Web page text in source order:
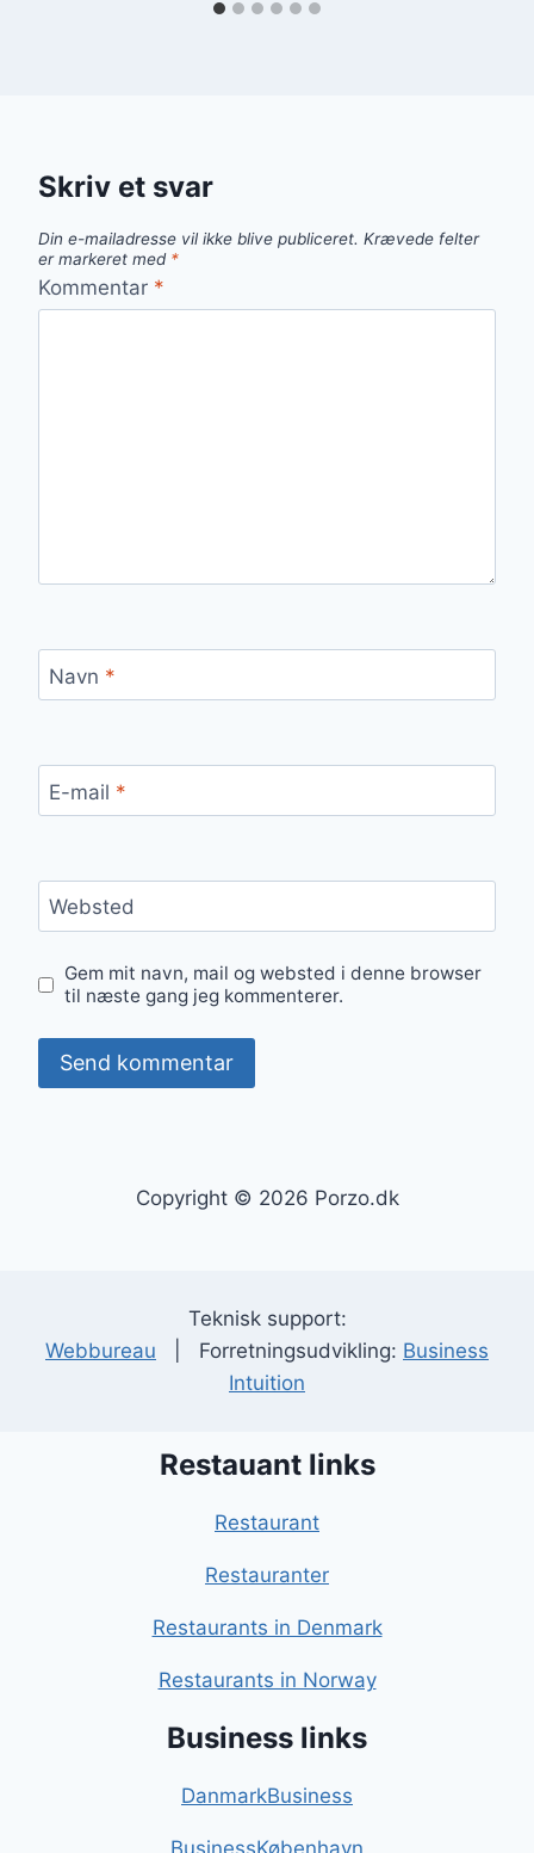
Skriv et svar
Din e-mailadresse vil ikke blive publiceret. Krævede felter
er markeret med *
Kommentar *
Navn *
E-mail *
Websted
Gem mit navn, mail og websted i denne browser
til næste gang jeg kommenterer.
Copyright © 2026 Porzo.dk
Teknisk support:
Webbureau | Forretningsudvikling: Business
Intuition
Restauant links
Restaurant
Restauranter
Restaurants in Denmark
Restaurants in Norway
Business links
DanmarkBusiness